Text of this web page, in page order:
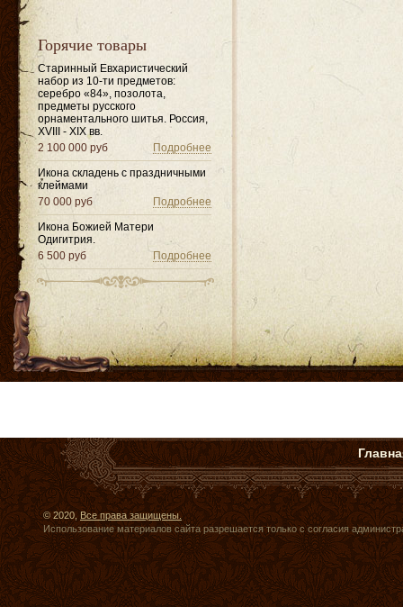
Горячие товары
Старинный Евхаристический
набор из 10-ти предметов:
серебро «84», позолота,
предметы русского
орнаментального шитья. Россия,
XVIII - XIX вв.
Подробнее
2 100 000 руб
Икона складень с праздничными
клеймами
Подробнее
70 000 руб
Икона Божией Матери
Одигитрия.
Подробнее
6 500 руб
© 2020, Все права защищены.
Использование материалов сайта разрешается только с согласия